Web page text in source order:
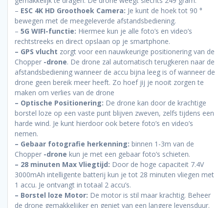
– ESC 4K HD Groothoek Camera: Je kunt de hoek tot 90 °
bewegen met de meegeleverde afstandsbediening.
– 5G WIFI-functie: Hiermee kun je alle foto’s en video’s
rechtstreeks en direct opslaan op je smartphone.
– GPS vlucht zorgt voor een nauwkeurige positionering van de
Chopper -drone. De drone zal automatisch terugkeren naar de
afstandsbediening wanneer de accu bijna leeg is of wanneer de
drone geen bereik meer heeft. Zo hoef jij je nooit zorgen te
maken om verlies van de drone
– Optische Positionering: De drone kan door de krachtige
borstel loze op een vaste punt blijven zweven, zelfs tijdens een
harde wind. Je kunt hierdoor ook betere foto’s en video’s
nemen.
– Gebaar fotografie herkenning: binnen 1-3m van de
Chopper -drone kun je met een gebaar foto’s schieten.
– 28 minuten Max Vliegtijd: Door de hoge capaciteit 7.4V
3000mAh intelligente batterij kun je tot 28 minuten vliegen met
1 accu. Je ontvangt in totaal 2 accu’s.
– Borstel loze Motor: De motor is stil maar krachtig. Beheer
de drone gemakkelijker en geniet van een langere levensduur.